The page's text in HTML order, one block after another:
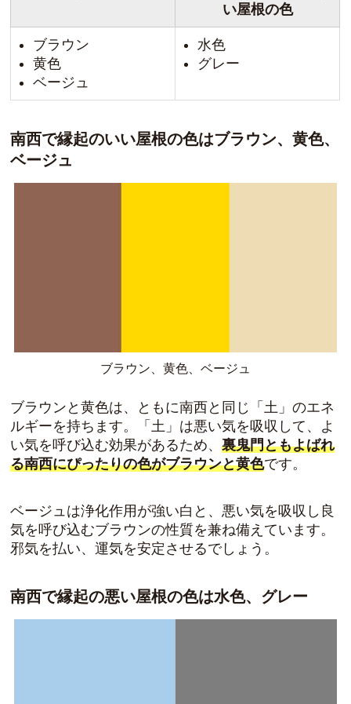
い屋根の色
ブラウン
黄色
ベージュ
水色
グレー
南西で縁起のいい屋根の色はブラウン、黄色、
ベージュ
ブラウン、黄色、ベージュ
ブラウンと黄色は、ともに南西と同じ「土」のエネ
ルギーを持ちます。「土」は悪い気を吸収して、よ
い気を呼び込む効果があるため、裏鬼門ともよばれ
る南西にぴったりの色がブラウンと黄色です。
ベージュは浄化作用が強い白と、悪い気を吸収し良
気を呼び込むブラウンの性質を兼ね備えています。
邪気を払い、運気を安定させるでしょう。
南西で縁起の悪い屋根の色は水色、グレー